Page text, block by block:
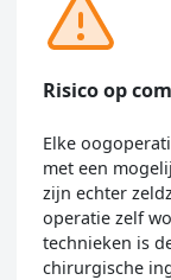
Risico op
Elke
met een
zijn echter
operatie zelf
technieken is
chirurgische